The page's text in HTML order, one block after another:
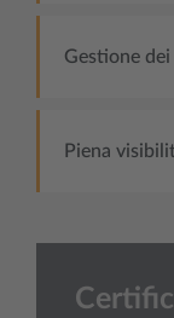
Gestione
Piena